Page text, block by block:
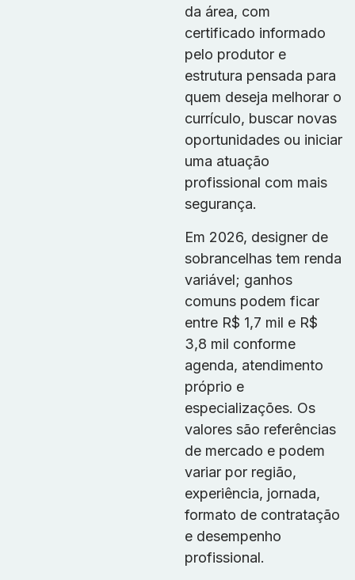
da área, com
certificado informado
pelo produtor e
estrutura pensada para
quem deseja melhorar o
currículo, buscar novas
oportunidades ou iniciar
uma atuação
profissional com mais
segurança.
Em 2026, designer de
sobrancelhas tem renda
variável; ganhos
comuns podem ficar
entre R$ 1,7 mil e R$
3,8 mil conforme
agenda, atendimento
próprio e
especializações. Os
valores são referências
de mercado e podem
variar por região,
experiência, jornada,
formato de contratação
e desempenho
profissional.